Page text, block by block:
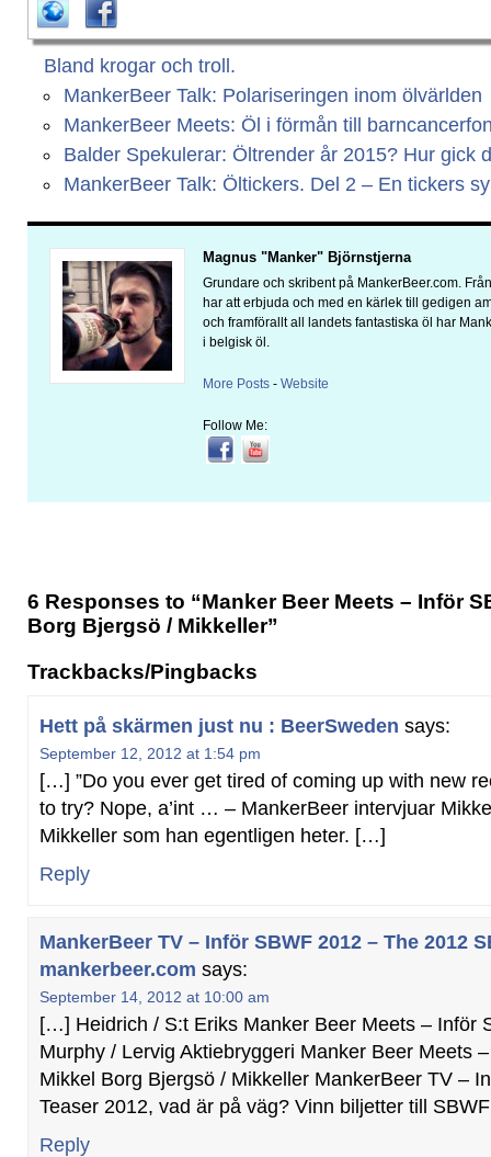
Bland krogar och troll.
MankerBeer Talk: Polariseringen inom ölvärlden
MankerBeer Meets: Öl i förmån till
Balder Spekulerar: Öltrender år 2015? Hur gick
MankerBeer Talk: Öltickers. Del 2 – En tickers
Magnus "Manker" Björnstjerna
Grundare och skribent på MankerBeer.com.
har att erbjuda och med en kärlek till gedigen
och framförallt all landets fantastiska öl har
i belgisk öl.
More Posts - Website
Follow Me:
6 Responses to “Manker Beer Meets – Inför
Borg Bjergsö / Mikkeller”
Trackbacks/Pingbacks
Hett på skärmen just nu : BeerSweden says:
September 12, 2012 at 1:54 pm
[…] ”Do you ever get tired of coming up with new
to try? Nope, a’int … – MankerBeer intervjuar
Mikkeller som han egentligen heter. […]
Reply
MankerBeer TV – Inför SBWF 2012 – The 2012
mankerbeer.com says:
September 14, 2012 at 10:00 am
[…] Heidrich / S:t Eriks Manker Beer Meets – Inför
Murphy / Lervig Aktiebryggeri Manker Beer Meets
Mikkel Borg Bjergsö / Mikkeller MankerBeer TV –
Teaser 2012, vad är på väg? Vinn biljetter till
Reply